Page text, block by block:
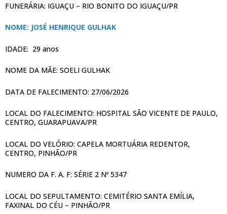
FUNERÁRIA: IGUAÇU – RIO BONITO DO IGUAÇU/PR
NOME: JOSÉ HENRIQUE GULHAK
IDADE: 29 anos
NOME DA MÃE: SOELI GULHAK
DATA DE FALECIMENTO: 27/06/2026
LOCAL DO FALECIMENTO: HOSPITAL SÃO VICENTE DE PAULO,
CENTRO, GUARAPUAVA/PR
LOCAL DO VELÓRIO: CAPELA MORTUÁRIA REDENTOR,
CENTRO, PINHÃO/PR
NUMERO DA F. A. F: SÉRIE 2 Nº 5347
LOCAL DO SEPULTAMENTO: CEMITÉRIO SANTA EMÍLIA,
FAXINAL DO CÉU – PINHÃO/PR